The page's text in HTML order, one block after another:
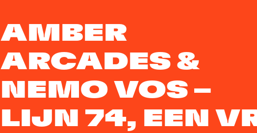
AMBER
ARCADES &
NEMO VOS –
LIJN 74, EEN